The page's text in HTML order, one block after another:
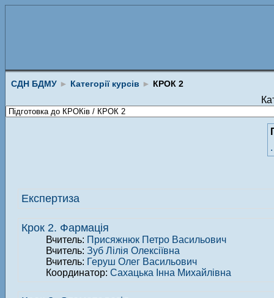
СДН БДМУ ► Категорії курсів ► КРОК 2
.
Експертиза
Крок 2. Фармація
Вчитель: Присяжнюк Петро Васильович
Вчитель: Зуб Лілія Олексіївна
Вчитель: Геруш Олег Васильович
Координатор: Сахацька Інна Михайлівна